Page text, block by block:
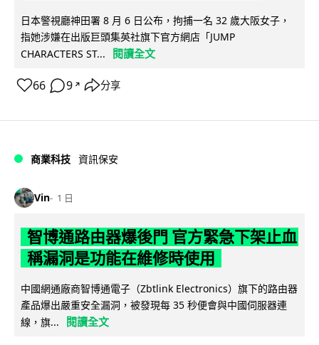
日本警視廳神田署 8 月 6 日公布，拘捕一名 32 歲大阪女子，
指她涉嫌在出版巨頭集英社旗下官方網店「JUMP
CHARACTERS ST...
閱讀全文
66 9 ↗ 分享
商業科技 資訊保安
Vin 1 日
智博通路由器爆後門 官方緊急下架止血
稱漏洞是功能在維修時使用
中國網通廠商智博通電子（Zbtlink Electronics）旗下的路由器
產品爆出嚴重安全漏洞，被發現每 35 秒便會與中國伺服器連
線，旗...
閱讀全文